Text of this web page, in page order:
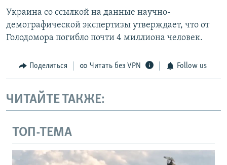
Украина со ссылкой на данные научно-
демографической экспертизы утверждает, что от
Голодомора погибло почти 4 миллиона человек.
Поделиться Читать без VPN Follow us
ЧИТАЙТЕ ТАКЖЕ:
ТОП-ТЕМА